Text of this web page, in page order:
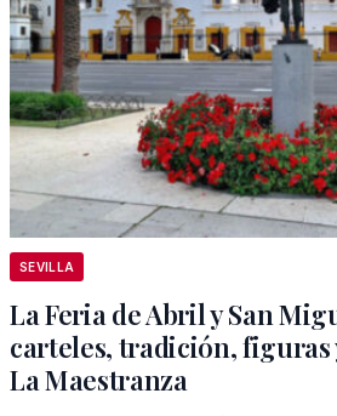
SEVILLA
La Feria de Abril y San
carteles, tradición,
La Maestranza